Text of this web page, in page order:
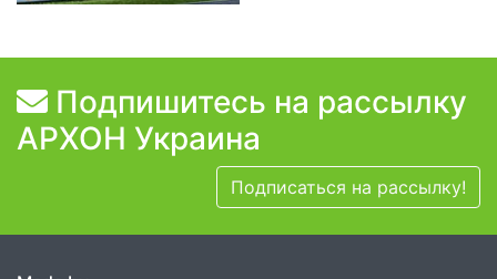
Подпишитесь на рассылку
АРХОН Украина
Подписаться на рассылку!